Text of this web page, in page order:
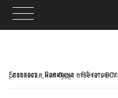
Главпост> Политика>
РФ готовится уничтожить энергетику Украины: Умеров рассказал, как будут отвечать ВСУ